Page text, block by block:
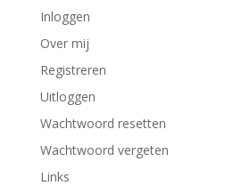
Inloggen
Over mij
Registreren
Uitloggen
Wachtwoord resetten
Wachtwoord vergeten
Links